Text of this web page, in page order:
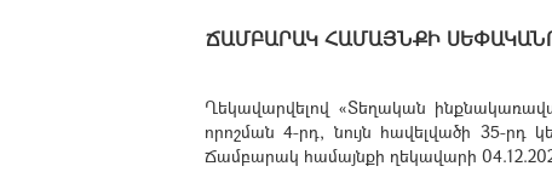
ՃԱՄԲԱՐԱԿ ՀԱՄԱՅՆՔԻ
Ղեկավարվելով «Տեղական
որոշման 4-րդ, նույն հավելվածի 35-րդ
Ճամբարակ համայնքի ղեկավարի